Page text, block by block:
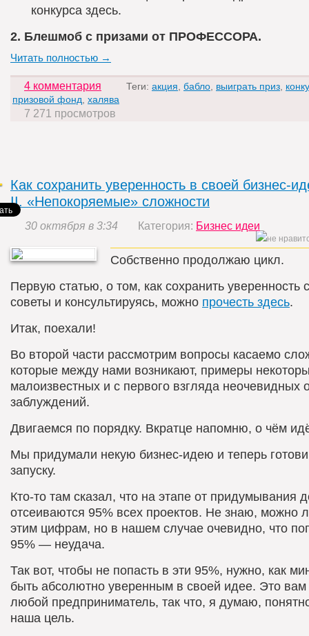
конкурса здесь.
2. Блешмоб с призами от ПРОФЕССОРА.
Читать полностью →
4 комментария Теги: акция бабло выиграть приз
призовой фонд халява
7 271 просмотров
Как сохранить уверенность в своей бизнес-
II. «Непокоряемые» сложности
30 октября в 3:34 Категория: Бизнес идеи
Собственно продолжаю цикл.
Первую статью, о том, как сохранить уверенность
советы и консультируясь, можно прочесть здесь.
Итак, поехали!
Во второй части рассмотрим вопросы касаемо
которые между нами возникают, примеры
малоизвестных и с первого взгляда неочевидных
заблуждений.
Двигаемся по порядку. Вкратце напомню, о чём
Мы придумали некую бизнес-идею и теперь
запуску.
Кто-то там сказал, что на этапе от придумывания
отсеиваются 95% всех проектов. Не знаю, можно
этим цифрам, но в нашем случае очевидно, что
95% — неудача.
Так вот, чтобы не попасть в эти 95%, нужно, как
быть абсолютно уверенным в своей идее. Это вам
любой предприниматель, так что, я думаю,
наша цель.